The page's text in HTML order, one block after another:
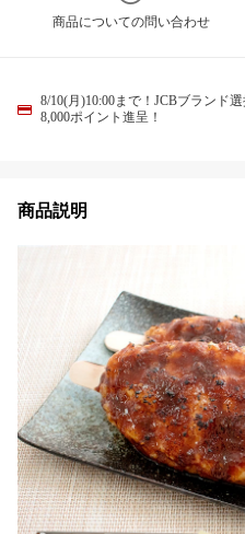
商品についての問い合わせ
8/10(月)10:00まで！JCBブランド
8,000ポイント進呈！
商品説明